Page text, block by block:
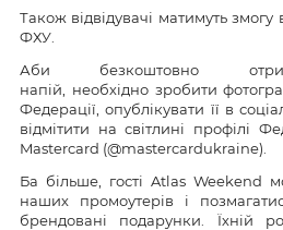
Також відвідувачі матимуть змогу
ФХУ.
Аби безкоштовно
напій, необхідно зробити
Федерації, опублікувати її в
відмітити на світлині профілі
Mastercard (@mastercardukraine).
Ба більше, гості Atlas Weekend
наших промоутерів і
брендовані подарунки. Їхній